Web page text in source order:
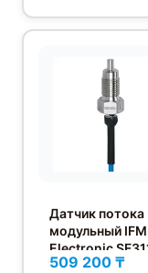
Датчик потока
модульный IFM
Electronic
509 200 ₸